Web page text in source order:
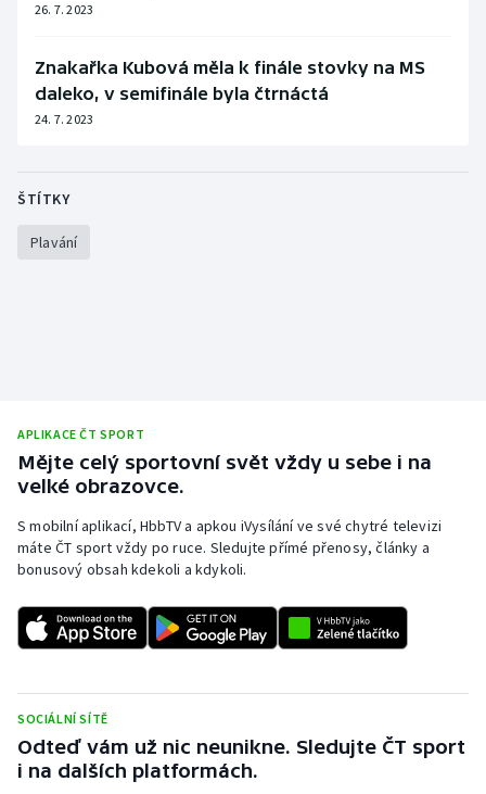
26. 7. 2023
Znakařka Kubová měla k finále stovky na MS
daleko, v semifinále byla čtrnáctá
24. 7. 2023
ŠTÍTKY
Plavání
APLIKACE ČT SPORT
Mějte celý sportovní svět vždy u sebe i na
velké obrazovce.
S mobilní aplikací, HbbTV a apkou iVysílání ve své chytré televizi
máte ČT sport vždy po ruce. Sledujte přímé přenosy, články a
bonusový obsah kdekoli a kdykoli.
SOCIÁLNÍ SÍTĚ
Odteď vám už nic neunikne. Sledujte ČT sport
i na dalších platformách.